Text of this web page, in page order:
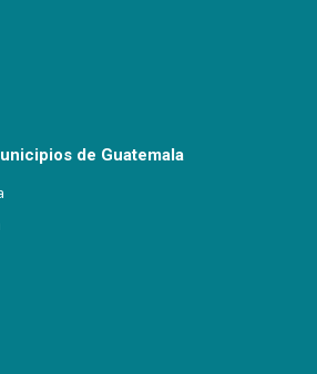
de Guatemala